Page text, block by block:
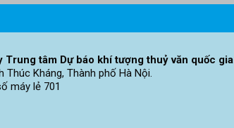
tâm Dự báo khí tượng thuỷ văn quốc gia
Thúc Kháng, Thành phố Hà Nội.
máy lẻ 701